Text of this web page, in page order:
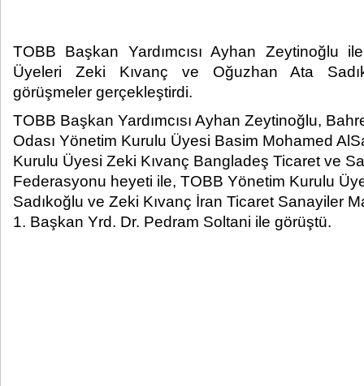
TOBB Başkan Yardımcısı Ayhan Zeytinoğlu
Üyeleri Zeki Kıvanç ve Oğuzhan Ata
görüşmeler gerçekleştirdi.​
TOBB Başkan Yardımcısı Ayhan Zeytinoğlu,
Odası Yönetim Kurulu Üyesi Basim Mohamed
Kurulu Üyesi Zeki Kıvanç Bangladeş Ticaret ve
Federasyonu heyeti ile, TOBB Yönetim Kurulu
Sadıkoğlu ve Zeki Kıvanç İran Ticaret Sanayiler
1. Başkan Yrd. Dr. Pedram Soltani ile görüştü.